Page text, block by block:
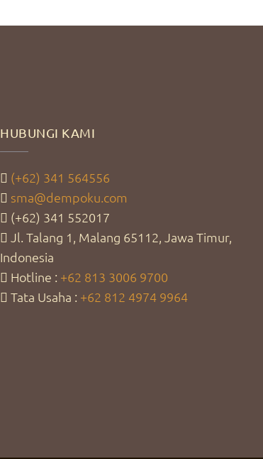
HUBUNGI KAMI
(+62) 341 564556
sma@dempoku.com
(+62) 341 552017
Jl. Talang 1, Malang 65112, Jawa Timur,
Indonesia
Hotline : +62 813 3006 9700
Tata Usaha : +62 812 4974 9964